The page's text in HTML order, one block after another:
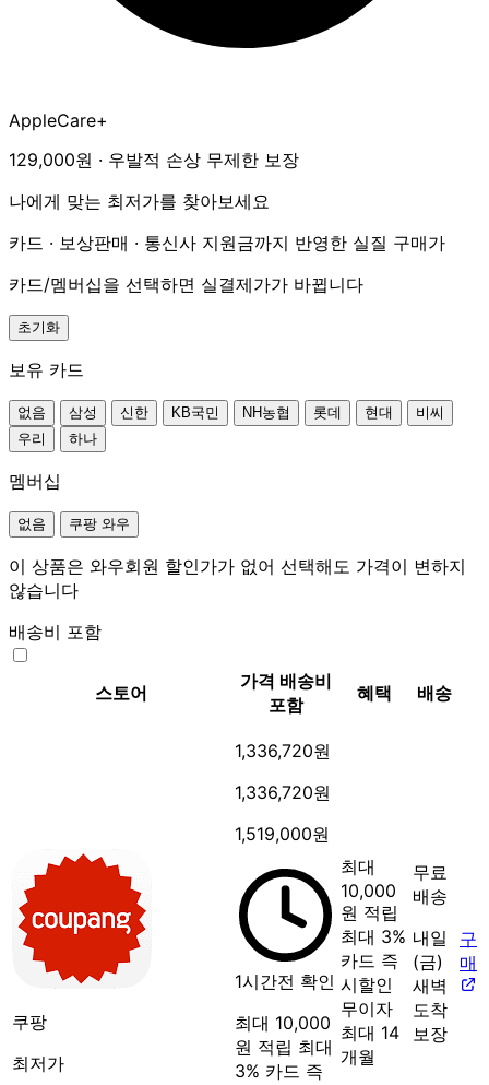
AppleCare+
129,000원 · 우발적 손상 무제한 보장
나에게 맞는 최저가를 찾아보세요
카드 · 보상판매 · 통신사 지원금까지 반영한 실질 구매가
카드/멤버십을 선택하면 실결제가가 바뀝니다
초기화
보유 카드
없음 삼성 신한 KB국민 NH농협 롯데 현대
비씨
우리
하나
멤버십
없음 쿠팡 와우
이 상품은 와우회원 할인가가 없어 선택해도 가격이 변하지
않습니다
배송비 포함
스토어
가격 배송비
포함
혜택 배송
쿠팡
최저가
1,336,720원
1,336,720원
1,519,000원
1시간전 확인
최대 10,000
원 적립 최대
3% 카드 즉
최대
10,000
원 적립
최대 3%
카드 즉
시할인
무이자
최대 14
개월
무료
배송
내일
(금)
새벽
도착
보장
구
매